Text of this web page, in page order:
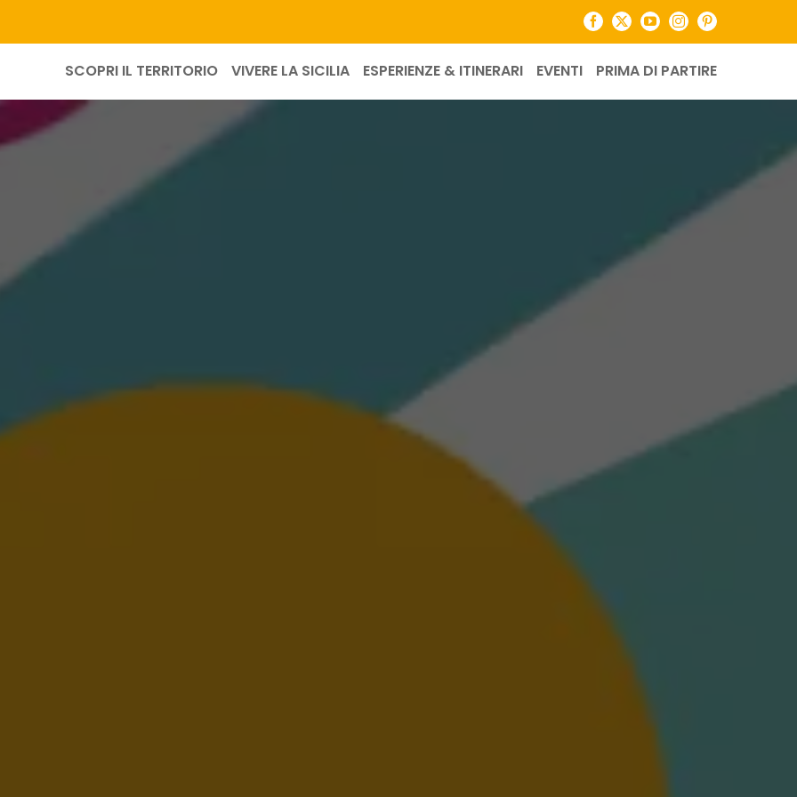
Facebook
X YouTubeInstagramPinterest
SCOPRI IL TERRITORIO VIVERE LA SICILIA ESPERIENZE & ITINERARI EVENTI PRIMA DI PARTIRE